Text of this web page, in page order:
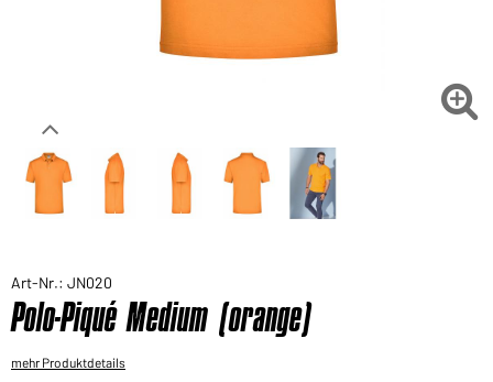
Sie möchten gerne für Ihren privaten Bedarf

Art-Nr.: JN020
Polo-Piqué Medium (orange)
mehr Produktdetails